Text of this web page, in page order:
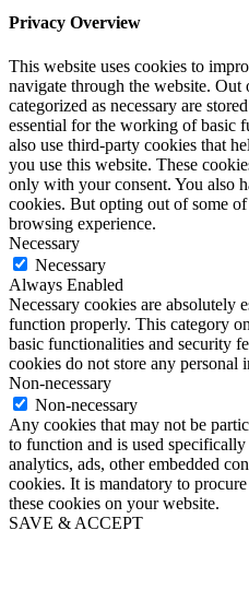
Privacy Overview
This website uses cookies to
navigate through the website. Out
categorized as necessary are
essential for the working of basic
also use third-party cookies that
you use this website. These
only with your consent. You also
cookies. But opting out of some
browsing experience.
Necessary
Necessary
Always Enabled
Necessary cookies are absolutely
function properly. This category
basic functionalities and security
cookies do not store any personal
Non-necessary
Non-necessary
Any cookies that may not be
to function and is used
analytics, ads, other embedded
cookies. It is mandatory to
these cookies on your website.
SAVE & ACCEPT